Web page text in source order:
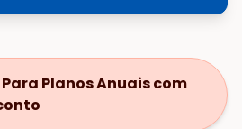
Planos Anuais com